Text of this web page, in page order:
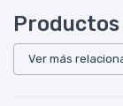
Ver más